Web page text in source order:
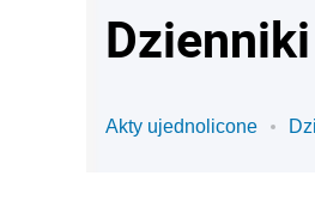
Akty ujednolicone